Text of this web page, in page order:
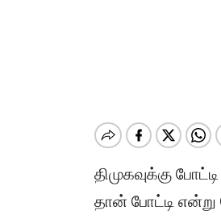
திமுகவுக்கு
தான் போட்டி